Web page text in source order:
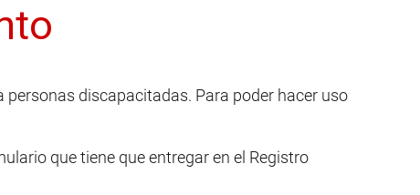
discapacitadas. Para poder hacer uso
que tiene que entregar en el Registro